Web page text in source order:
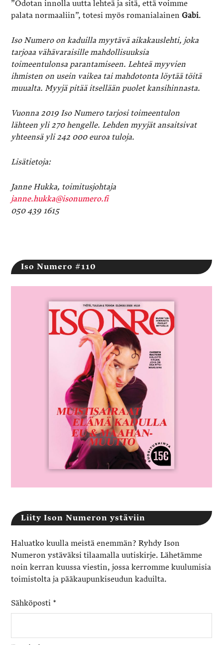
”Odotan innolla uutta lehteä ja sitä, että voimme
palata normaaliin”, totesi myös romanialainenGabi.
Iso Numero on kaduilla myytävä aikakauslehti, joka
tarjoaa vähävaraisille mahdollisuuksia
toimeentulonsa parantamiseen. Lehteä myyvien
ihmisten on usein vaikea tai mahdotonta löytää töitä
muualta. Myyjä pitää itsellään puolet kansihinnasta.
Vuonna 2019 Iso Numero tarjosi toimeentulon
lähteen yli 270 hengelle. Lehden myyjät ansaitsivat
yhteensä yli 242 000 euroa tuloja.
Lisätietoja:
Janne Hukka, toimitusjohtaja
janne.hukka@isonumero.fi
050 439 1615
Iso Numero #110
Liity Ison Numeron ystäviin
Haluatko kuulla meistä enemmän? Ryhdy Ison
Numeron ystäväksi tilaamalla uutiskirje. Lähetämme
noin kerran kuussa viestin, jossa kerromme kuulumisia
toimistolta ja pääkaupunkiseudun kaduilta.
Sähköposti *